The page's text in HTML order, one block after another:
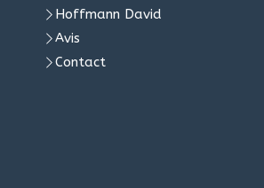
Hoffmann David
Avis
Contact